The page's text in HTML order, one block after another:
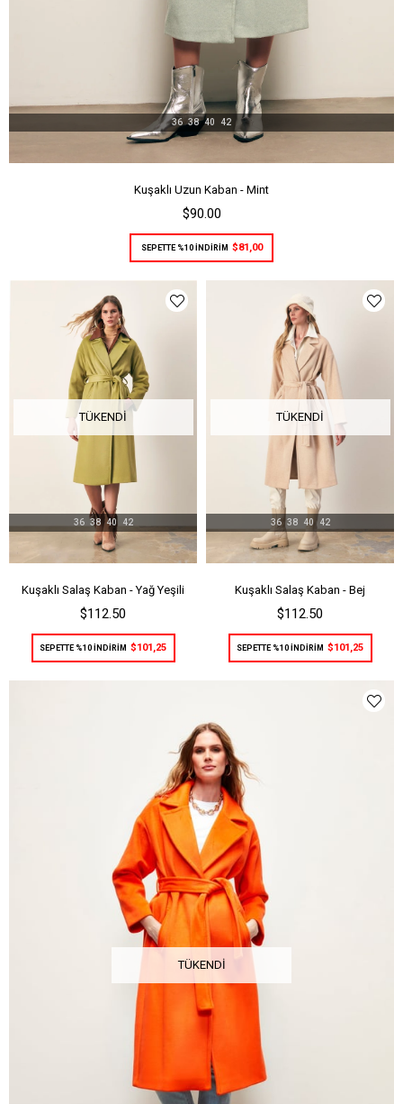
Kuşaklı Uzun Kaban - Mint
$90.00
36 38 40 42
SEPETTE %10 İNDİRİM $81,00
TÜKENDI
Kuşaklı Salaş Kaban - Yağ Yeşili
$112.50
36 38 40 42
SEPETTE %10 İNDİRİM $101,25
TÜKENDI
Kuşaklı Salaş Kaban - Bej
$112.50
36 38 40 42
SEPETTE %10 İNDİRİM $101,25
TÜKENDI